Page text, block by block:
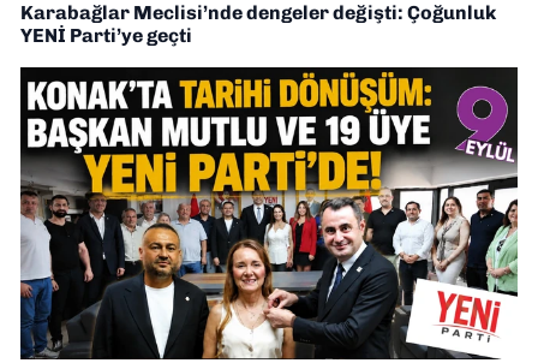
Karabağlar Meclisi’nde dengeler değişti: Çoğunluk
YENİ Parti’ye geçti